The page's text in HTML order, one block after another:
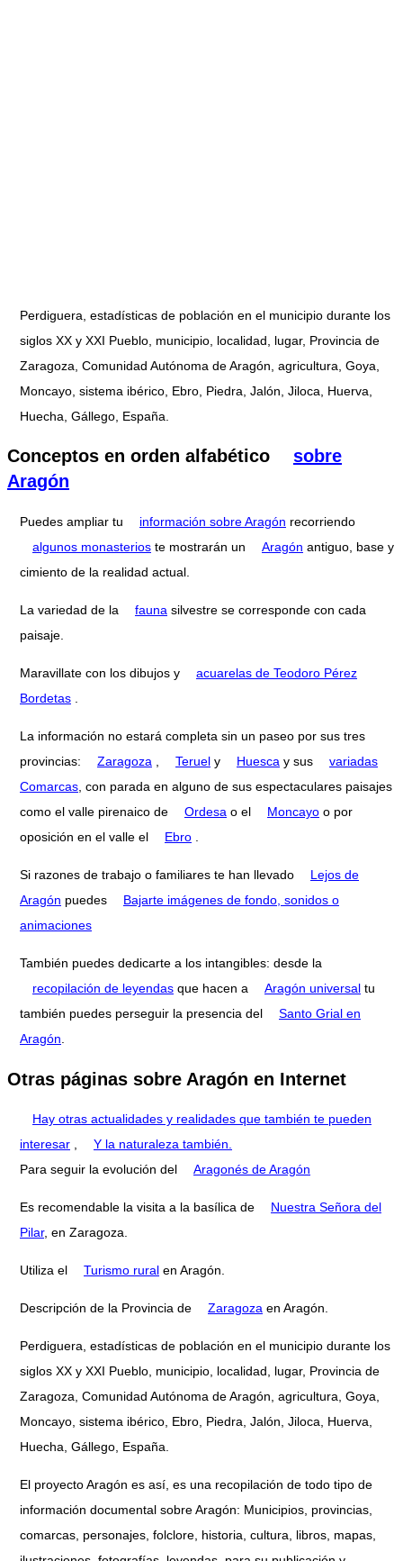
Perdiguera, estadísticas de población en el municipio durante los
siglos XX y XXI Pueblo, municipio, localidad, lugar, Provincia de
Zaragoza, Comunidad Autónoma de Aragón, agricultura, Goya,
Moncayo, sistema ibérico, Ebro, Piedra, Jalón, Jiloca, Huerva,
Huecha, Gállego, España.
Conceptos en orden alfabético
sobre
Aragón
Puedes ampliar tu información sobre Aragón recorriendo
algunos monasterios te mostrarán un Aragón antiguo, base y
cimiento de la realidad actual.
La variedad de la fauna silvestre se corresponde con cada
paisaje.
Maravillate con los dibujos y
acuarelas de Teodoro Pérez
Bordetas
La información no estará completa sin un paseo por sus tres
provincias:
Zaragoza Teruel y Huesca y sus
variadas
Comarcas , con parada en alguno de sus espectaculares paisajes
como el valle pirenaico de
Ordesa o el Moncayo o por
oposición en el valle el
Ebro
Si razones de trabajo o familiares te han llevado
Lejos de
Aragón puedes
Bajarte imágenes de fondo, sonidos o
animaciones
También puedes dedicarte a los intangibles: desde la
recopilación de leyendas que hacen a Aragón universal tu
también puedes perseguir la presencia del
Santo Grial en
Aragón
Otras páginas sobre Aragón en Internet
Hay otras actualidades y realidades que también te pueden
interesar
Y la naturaleza también.
Para seguir la evolución del
Aragonés de Aragón
Es recomendable la visita a la basílica de
Nuestra Señora del
Pilar, en Zaragoza.
Utiliza el Turismo rural en Aragón.
Descripción de la Provincia de Zaragoza en Aragón.
Perdiguera, estadísticas de población en el municipio durante los
siglos XX y XXI Pueblo, municipio, localidad, lugar, Provincia de
Zaragoza, Comunidad Autónoma de Aragón, agricultura, Goya,
Moncayo, sistema ibérico, Ebro, Piedra, Jalón, Jiloca, Huerva,
Huecha, Gállego, España.
El proyecto Aragón es así, es una recopilación de todo tipo de
información documental sobre Aragón: Municipios, provincias,
comarcas, personajes, folclore, historia, cultura, libros, mapas,